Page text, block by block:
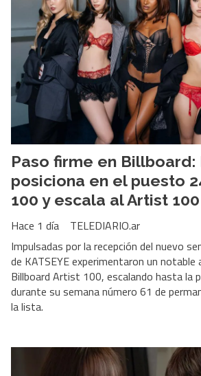
Paso firme en Billboard:
posiciona en el puesto
100 y escala al Artist 100
TELEDIARIO.ar
Hace 1 día
Impulsadas por la recepción del nuevo
de KATSEYE experimentaron un notable
Billboard Artist 100, escalando hasta la
durante su semana número 61 de
la lista.